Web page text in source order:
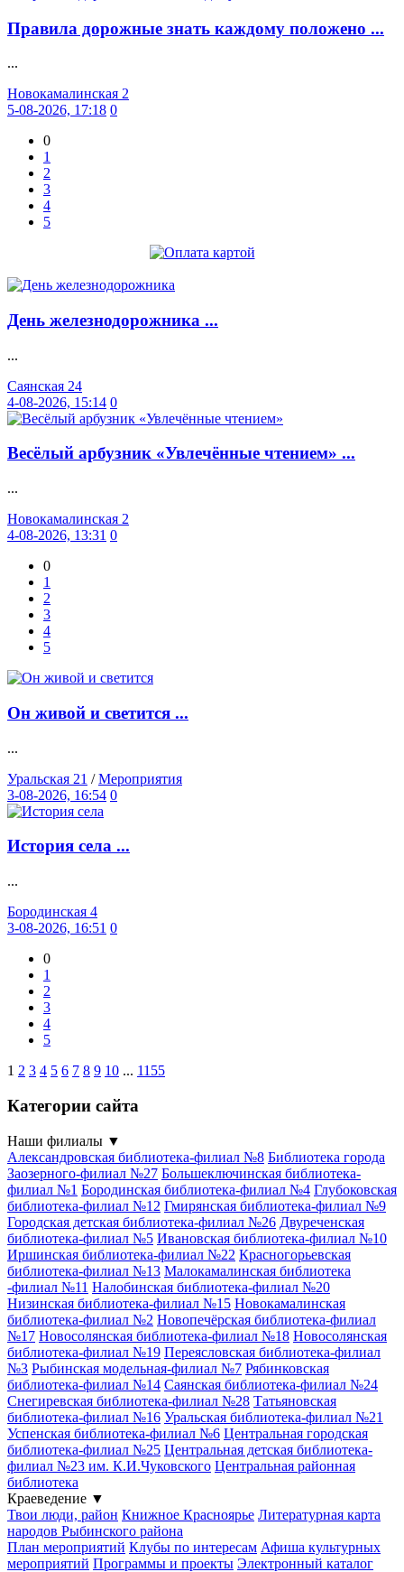
Правила дорожные знать каждому положено ...
...
Новокамалинская 2
5-08-2026, 17:18 0
0
1
2
3
4
5
День железнодорожника ...
...
Саянская 24
4-08-2026, 15:14 0
Весёлый арбузник «Увлечённые чтением» ...
...
Новокамалинская 2
4-08-2026, 13:31 0
0
1
2
3
4
5
Он живой и светится ...
...
Уральская 21 /Мероприятия
3-08-2026, 16:54 0
История села ...
...
Бородинская 4
3-08-2026, 16:51 0
0
1
2
3
4
5
1 2 3 4 5 6 7 8 9 10 ... 1155
Категории сайта
Наши филиалы ▼
Александровская библиотека-филиал №8 Библиотека города
Заозерного-филиал №27 Большеключинская библиотека-
филиал №1 Бородинская библиотека-филиал №4 Глубоковская
библиотека-филиал №12 Гмирянская библиотека-филиал №9
Городская детская библиотека-филиал №26 Двуреченская
библиотека-филиал №5 Ивановская библиотека-филиал №10
Иршинская библиотека-филиал №22 Красногорьевская
библиотека-филиал №13 Малокамалинская библиотека
-филиал №11 Налобинская библиотека-филиал №20
Низинская библиотека-филиал №15 Новокамалинская
библиотека-филиал №2 Новопечёрская библиотека-филиал
№17 Новосолянская библиотека-филиал №18 Новосолянская
библиотека-филиал №19 Переясловская библиотека-филиал
№3 Рыбинская модельная-филиал №7 Рябинковская
библиотека-филиал №14 Саянская библиотека-филиал №24
Снегиревская библиотека-филиал №28 Татьяновская
библиотека-филиал №16 Уральская библиотека-филиал №21
Успенская библиотека-филиал №6 Центральная городская
библиотека-филиал №25 Центральная детская библиотека-
филиал №23 им. К.И.Чуковского Центральная районная
библиотека
Краеведение ▼
Твои люди, район Книжное Красноярье Литературная карта
народов Рыбинского района
План мероприятий Клубы по интересам Афиша культурных
мероприятий Программы и проекты Электронный каталог